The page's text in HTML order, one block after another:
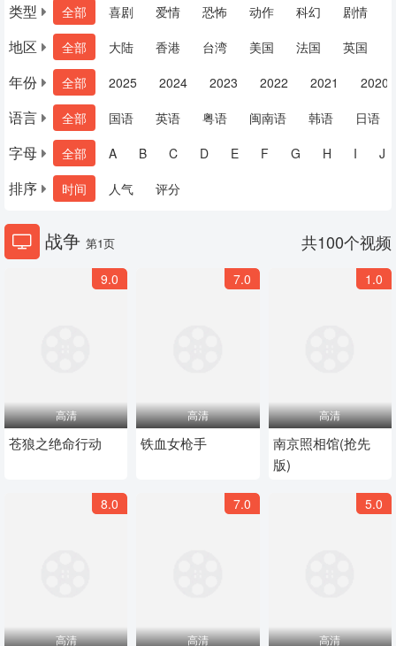
类型 全部 喜剧 爱情 恐怖 动作 科幻 剧情
地区 全部 大陆 香港 台湾 美国 法国 英国
年份 全部 2025 2024 2023 2022 2021 2020
语言 全部 国语 英语 粤语 闽南语 韩语 日语
字母 全部 A B C D E F G H I J
排序 时间 人气 评分
战争 第1页 共100个视频
9.0
高清
苍狼之绝命行动
7.0
高清
铁血女枪手
1.0
高清
南京照相馆(抢先
版)
8.0
高清
7.0
高清
5.0
高清